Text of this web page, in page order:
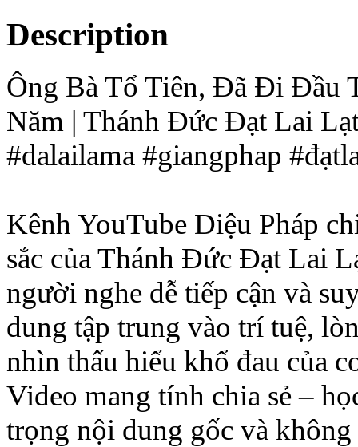
Description
Ông Bà Tổ Tiên, Đã Đi Đầu
Năm | Thánh Đức Đạt Lai
#dalailama #giangphap
Kênh YouTube Diệu Pháp
sắc của Thánh Đức Đạt Lai
người nghe dễ tiếp cận và
dung tập trung vào trí tuệ,
nhìn thấu hiểu khổ đau của
Video mang tính chia sẻ –
trọng nội dung gốc và